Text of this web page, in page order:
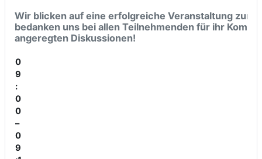
Wir blicken auf eine erfolgreiche Veranstaltung
bedanken uns bei allen Teilnehmenden für ihr
angeregten Diskussionen!
0
9
:
0
0
–
0
9